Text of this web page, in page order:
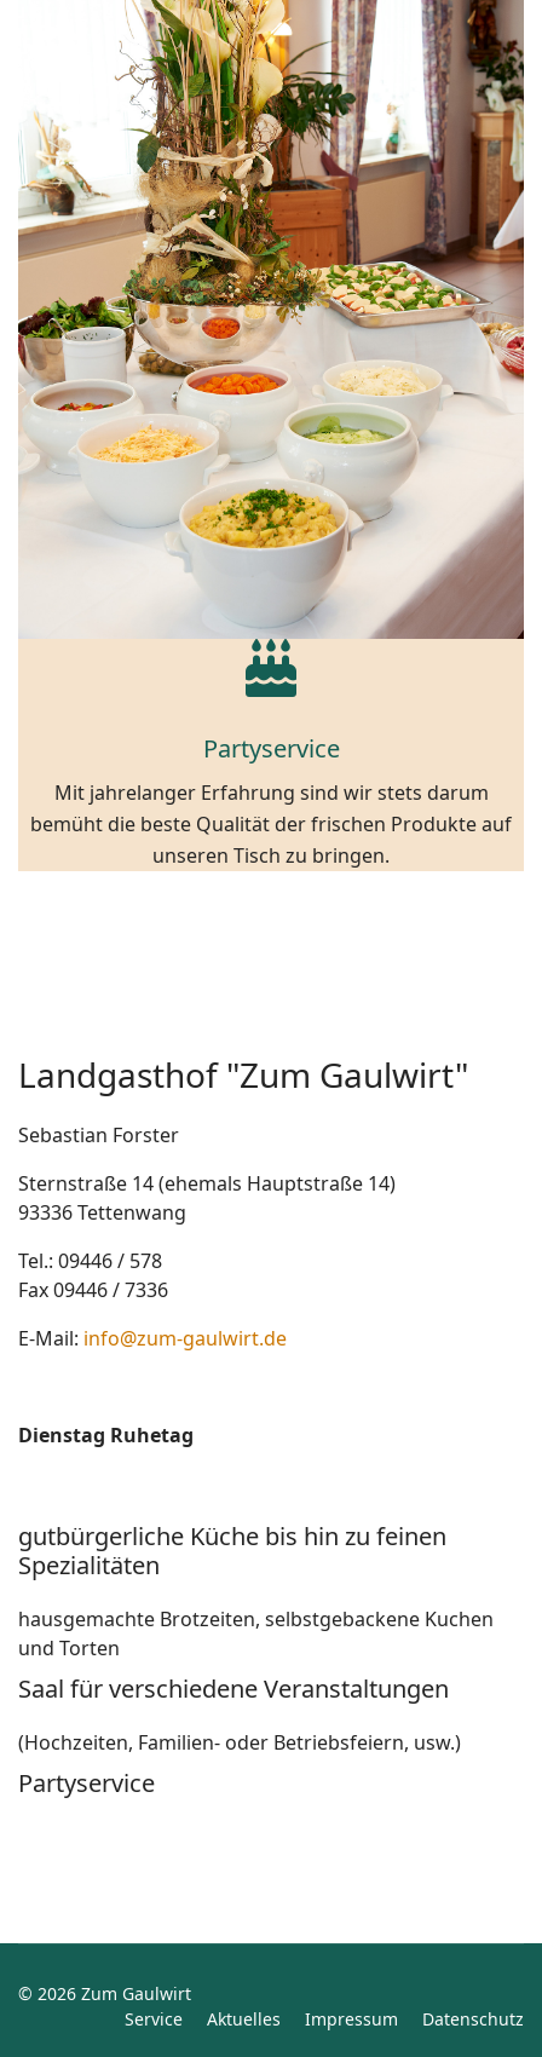
Partyservice
Mit jahrelanger Erfahrung sind wir stets darum
bemüht die beste Qualität der frischen Produkte auf
unseren Tisch zu bringen.
Landgasthof "Zum Gaulwirt"
Sebastian Forster
Sternstraße 14 (ehemals Hauptstraße 14)
93336 Tettenwang
Tel.: 09446 / 578
Fax 09446 / 7336
E-Mail: info@zum-gaulwirt.de
Dienstag Ruhetag
gutbürgerliche Küche bis hin zu feinen
Spezialitäten
hausgemachte Brotzeiten, selbstgebackene Kuchen
und Torten
Saal für verschiedene Veranstaltungen
(Hochzeiten, Familien- oder Betriebsfeiern, usw.)
Partyservice
© 2026 Zum Gaulwirt
Service
Aktuelles Impressum Datenschutz